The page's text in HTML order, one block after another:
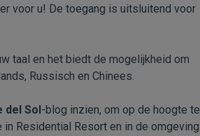
voor u! De toegang is uitsluitend voor
taal en het biedt de mogelijkheid om
Russisch en Chinees.
del Sol-blog inzien, om op de hoogte te
Residential Resort en in de omgeving